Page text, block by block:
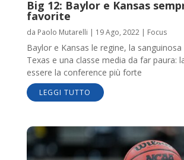
Big 12: Baylor e Kansas
favorite
da Paolo Mutarelli | 19 Ago, 2022| Focus
Baylor e Kansas le regine, la sanguinosa
Texas e una classe media da far paura:
essere la conference più forte
LEGGI TUTTO